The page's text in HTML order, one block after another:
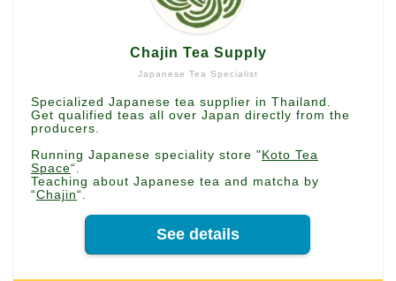
Japanese Tea Specialist
Chajin Tea Supply
Specialized Japanese tea supplier in Thailand.
Get qualified teas all over Japan directly from the
producers.
Running Japanese speciality store " Koto Tea
Space“.
Teaching about Japanese tea and matcha by
“Chajin“.
See details